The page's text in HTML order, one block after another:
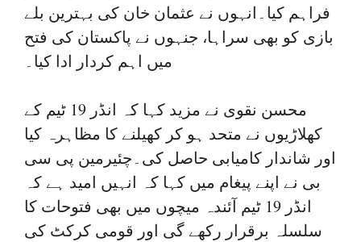
فراہم کیا۔انہوں نے عثمان خان کی بہترین بلے
بازی کو بھی سراہا، جنہوں نے پاکستان کی فتح
میں اہم کردار ادا کیا۔
محسن نقوی نے مزید کہا کہ انڈر 19 ٹیم کے
کھلاڑیوں نے متحد ہو کر کھیلنے کا مظاہرہ کیا
اور شاندار کامیابی حاصل کی۔چئیرمین پی سی
بی نے اپنے پیغام میں کہا کہ انہیں امید ہے کہ
انڈر 19 ٹیم آئندہ میچوں میں بھی فتوحات کا
سلسلہ برقرار رکھے گی اور قومی کرکٹ کی